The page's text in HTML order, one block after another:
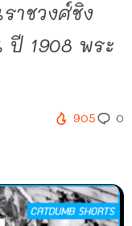
าชวงศ์ชิง
ปี 1908 พระ
905 0